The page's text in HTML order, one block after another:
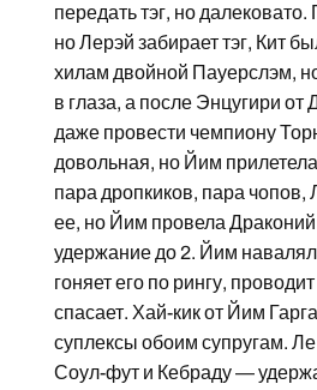
передать тэг, но
но Лерэй забирает тэг, Кит
хилам двойной Пауерслэм,
в глаза, а после Энцугири от
даже провести чемпиону
довольная, но Йим
пара дропкиков, пара чопов,
ее, но Йим провела
удержание до 2. Йим
гоняет его по рингу,
спасает. Хай-кик от Йим
суплексы обоим супругам.
Соул-фут и Кебраду —